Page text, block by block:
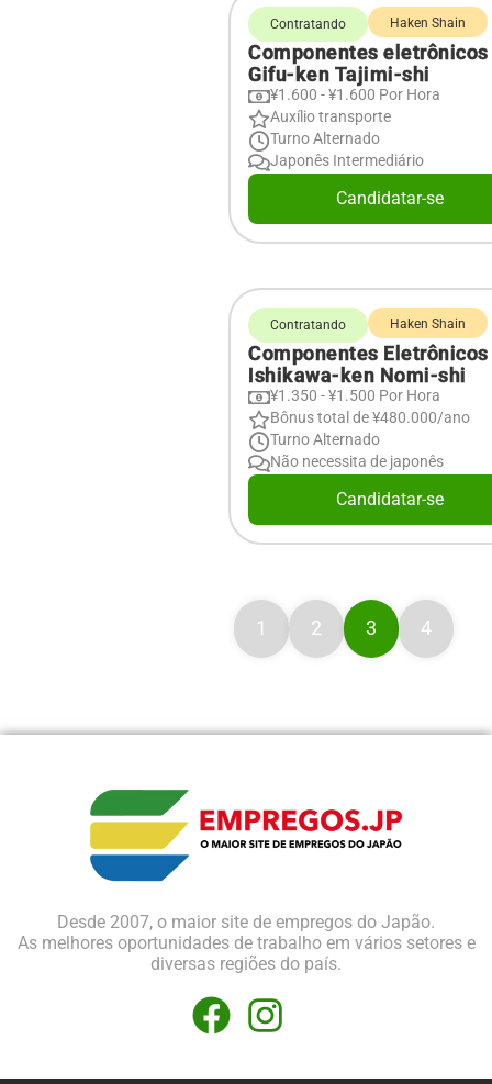
Contratando Haken Shain
Componentes
Gifu-ken Tajimi-shi
¥1.600 - ¥1.600 Por Hora
Auxílio transporte
Turno Alternado
Japonês Intermediário
Candidatar-se
Contratando Haken Shain
Componentes
Ishikawa-ken Nomi-shi
¥1.350 - ¥1.500 Por Hora
Bônus total de ¥480.000/ano
Turno Alternado
Não necessita de japonês
Candidatar-se
1 2 3 4
Desde 2007, o maior site de empregos do Japão.
As melhores oportunidades de trabalho em vários setores e
diversas regiões do país.